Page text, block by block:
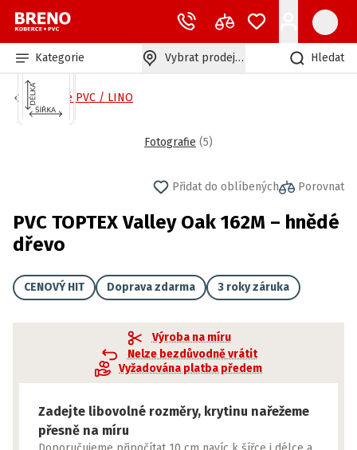
Kategorie Vybrat prodejnu Hledat
Zátěžové PVC / LINO
Fotografie (5)
Přidat do oblíbených Porovnat
PVC TOPTEX Valley Oak 162M – hnědé
dřevo
CENOVÝ HIT Doprava zdarma 3 roky záruka
Výroba na míru
Nelze bezdůvodně vrátit
Vyžadována platba předem
Zadejte libovolné rozměry, krytinu nařežeme
přesně na míru